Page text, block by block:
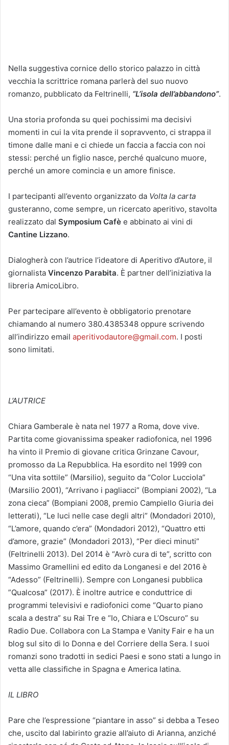
Nella suggestiva cornice dello storico palazzo in città
vecchia la scrittrice romana parlerà del suo nuovo
romanzo, pubblicato da Feltrinelli, “L’isola dell’abbandono”.
Una storia profonda su quei pochissimi ma decisivi
momenti in cui la vita prende il sopravvento, ci strappa il
timone dalle mani e ci chiede un faccia a faccia con noi
stessi: perché un figlio nasce, perché qualcuno muore,
perché un amore comincia e un amore finisce.
I partecipanti all’evento organizzato da Volta la carta
gusteranno, come sempre, un ricercato aperitivo, stavolta
realizzato dal Symposium Cafè e abbinato ai vini di
Cantine Lizzano.
Dialogherà con l’autrice l’ideatore di Aperitivo d’Autore, il
giornalista Vincenzo Parabita. È partner dell’iniziativa la
libreria AmicoLibro.
Per partecipare all’evento è obbligatorio prenotare
chiamando al numero 380.4385348 oppure scrivendo
all’indirizzo email aperitivodautore@gmail.com. I posti
sono limitati.
L’AUTRICE
Chiara Gamberale è nata nel 1977 a Roma, dove vive.
Partita come giovanissima speaker radiofonica, nel 1996
ha vinto il Premio di giovane critica Grinzane Cavour,
promosso da La Repubblica. Ha esordito nel 1999 con
“Una vita sottile” (Marsilio), seguito da “Color Lucciola”
(Marsilio 2001), “Arrivano i pagliacci” (Bompiani 2002), “La
zona cieca” (Bompiani 2008, premio Campiello Giuria dei
letterati), “Le luci nelle case degli altri” (Mondadori 2010),
“L’amore, quando c’era” (Mondadori 2012), “Quattro etti
d’amore, grazie” (Mondadori 2013), “Per dieci minuti”
(Feltrinelli 2013). Del 2014 è “Avrò cura di te”, scritto con
Massimo Gramellini ed edito da Longanesi e del 2016 è
“Adesso” (Feltrinelli). Sempre con Longanesi pubblica
”Qualcosa” (2017). È inoltre autrice e conduttrice di
programmi televisivi e radiofonici come “Quarto piano
scala a destra” su Rai Tre e “Io, Chiara e L’Oscuro” su
Radio Due. Collabora con La Stampa e Vanity Fair e ha un
blog sul sito di Io Donna e del Corriere della Sera. I suoi
romanzi sono tradotti in sedici Paesi e sono stati a lungo in
vetta alle classifiche in Spagna e America latina.
IL LIBRO
Pare che l’espressione “piantare in asso” si debba a Teseo
che, uscito dal labirinto grazie all’aiuto di Arianna, anziché